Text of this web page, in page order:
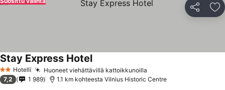
Jaa
2 Tähtiluokitus
Hotelli Huoneet viehättävillä kattoikkunoilla
Stay Express Hotel
7,2 1 989 1.1 km kohteesta Vilnius Historic Centre